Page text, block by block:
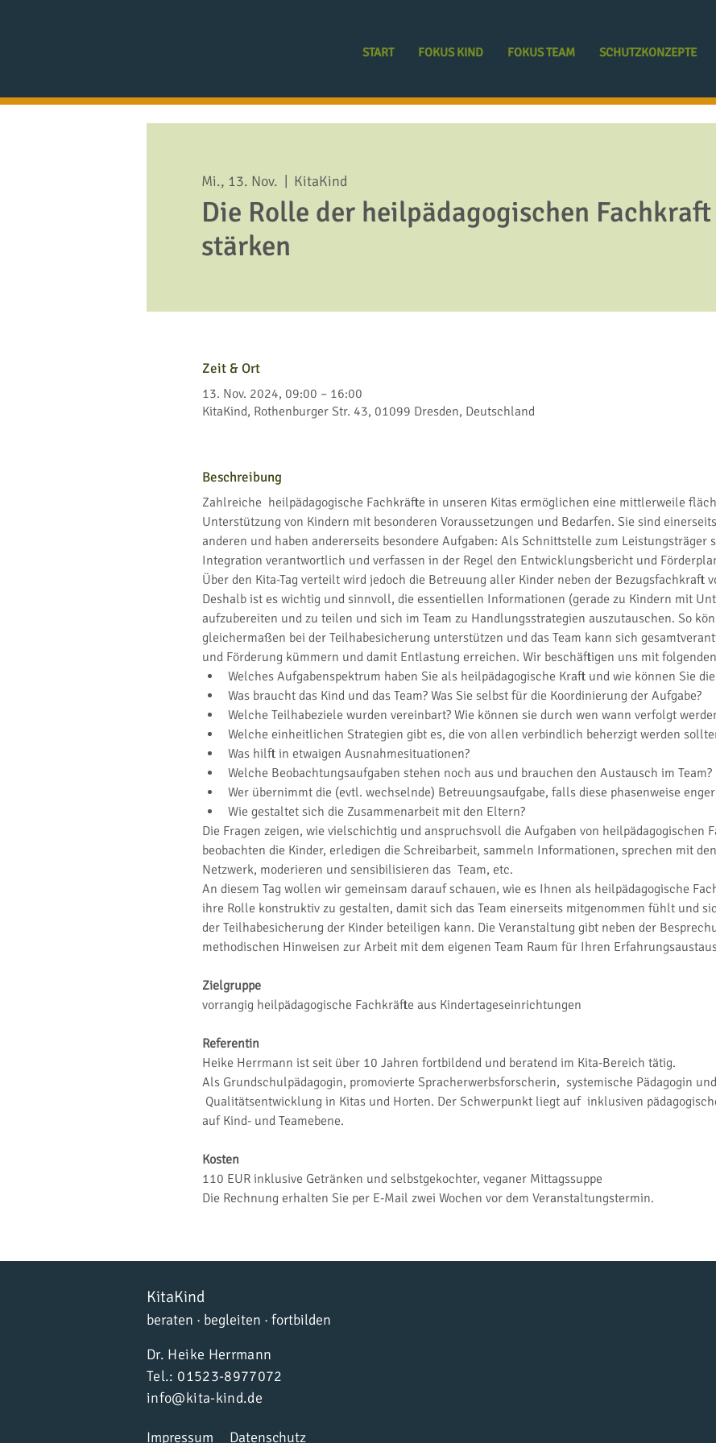
START FOKUS KIND FOKUS TEAM SCHUTZKONZEPTE
Mi., 13. Nov. KitaKind
Die Rolle der heilpädagogischen
stärken
Zeit & Ort
13. Nov. 2024, 09:00 – 16:00
KitaKind, Rothenburger Str. 43, 01099 Dresden, Deutschland
Beschreibung
Zahlreiche  heilpädagogische Fachkräfte in unseren Kitas ermöglichen eine mittlerweile
Unterstützung von Kindern mit besonderen Voraussetzungen und Bedarfen. Sie sind
anderen und haben andererseits besondere Aufgaben: Als Schnittstelle zum Leistungsträger
Integration verantwortlich und verfassen in der Regel den Entwicklungsbericht und
Über den Kita-Tag verteilt wird jedoch die Betreuung aller Kinder neben der Bezugsfachkraft
Deshalb ist es wichtig und sinnvoll, die essentiellen Informationen (gerade zu Kindern mit
aufzubereiten und zu teilen und sich im Team zu Handlungsstrategien auszutauschen. So
gleichermaßen bei der Teilhabesicherung unterstützen und das Team kann sich
und Förderung kümmern und damit Entlastung erreichen. Wir beschäftigen uns mit
Welches Aufgabenspektrum haben Sie als heilpädagogische Kraft und wie können Sie
Was braucht das Kind und das Team? Was Sie selbst für die Koordinierung der Aufgabe?
Welche Teilhabeziele wurden vereinbart? Wie können sie durch wen wann verfolgt
Welche einheitlichen Strategien gibt es, die von allen verbindlich beherzigt werden
Was hilft in etwaigen Ausnahmesituationen?
Welche Beobachtungsaufgaben stehen noch aus und brauchen den Austausch im Team?
Wer übernimmt die (evtl. wechselnde) Betreuungsaufgabe, falls diese phasenweise
Wie gestaltet sich die Zusammenarbeit mit den Eltern?
Die Fragen zeigen, wie vielschichtig und anspruchsvoll die Aufgaben von heilpädagogischen
beobachten die Kinder, erledigen die Schreibarbeit, sammeln Informationen, sprechen mit
Netzwerk, moderieren und sensibilisieren das  Team, etc.
An diesem Tag wollen wir gemeinsam darauf schauen, wie es Ihnen als heilpädagogische
ihre Rolle konstruktiv zu gestalten, damit sich das Team einerseits mitgenommen fühlt und
der Teilhabesicherung der Kinder beteiligen kann. Die Veranstaltung gibt neben der
methodischen Hinweisen zur Arbeit mit dem eigenen Team Raum für Ihren
Zielgruppe
vorrangig heilpädagogische Fachkräfte aus Kindertageseinrichtungen
Referentin
Heike Herrmann ist seit über 10 Jahren fortbildend und beratend im Kita-Bereich tätig.
Als Grundschulpädagogin, promovierte Spracherwerbsforscherin,  systemische Pädagogin
Qualitätsentwicklung in Kitas und Horten. Der Schwerpunkt liegt auf  inklusiven
auf Kind- und Teamebene.
Kosten
110 EUR inklusive Getränken und selbstgekochter, veganer Mittagssuppe
Die Rechnung erhalten Sie per E-Mail zwei Wochen vor dem Veranstaltungstermin.
KitaKind
beraten · begleiten · fortbilden
Dr. Heike Herrmann
​​Tel.: 01523-8977072
info@kita-kind.de
Impressum Datenschutz